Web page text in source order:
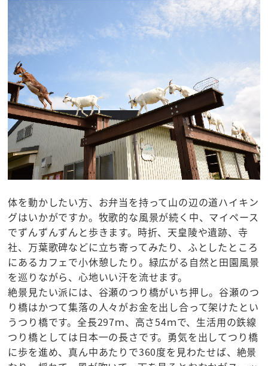
体を動かしたい方、お弁当を持って山の辺の道ハイキン
グはいかがですか。牧歌的な風景が続く中、マイペース
でずんずんずんと歩きます。時折、天皇陵や遺跡、寺
社、万葉歌碑などに立ち寄ってみたり、ふとしたところ
にあるカフェで小休憩したり。緑広がる自然と田園風景
を巡りながら、心地いい汗を流せます。
絶景見たい派には、谷瀬のつり橋がいち押し。谷瀬のつ
り橋はかつて集落の人々がお金を出し合って架けたとい
うつり橋です。全長297ｍ、高さ54ｍで、生活用の鉄線
つり橋としては日本一の長さです。勇気を出してつり橋
に歩を進め、真ん中あたりで360度を見わたせば、絶景